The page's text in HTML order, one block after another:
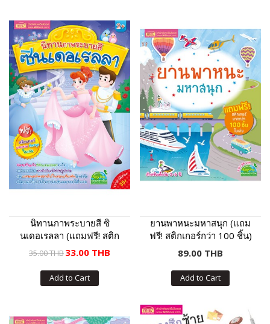
นิทานภาพระบายสี ซิ
นเดอเรลลา (แถมฟรี! สติก
เกอร์)
35.00 THB33.00 THB
Add to Cart
ยานพาหนะมหาสนุก (แถม
ฟรี! สติกเกอร์กว่า 100 ชิ้น)
89.00 THB
Add to Cart